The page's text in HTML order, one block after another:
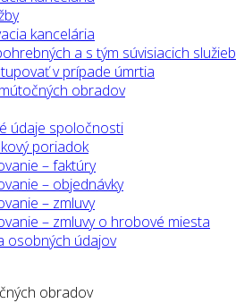
kancelária
a s tým súvisiacich služieb
v prípade úmrtia
obradov
údaje spoločnosti
poriadok
– faktúry
– objednávky
– zmluvy
– zmluvy o hrobové miesta
osobných údajov
obradov